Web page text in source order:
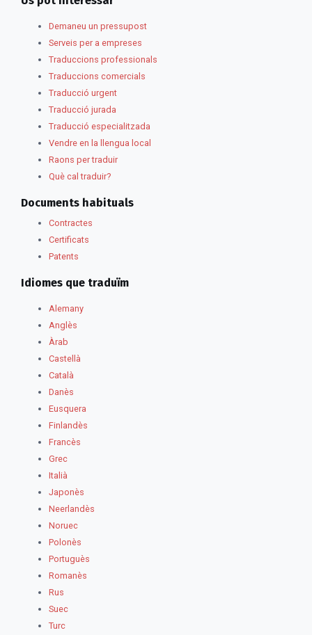
Demaneu un pressupost
Serveis per a empreses
Traduccions professionals
Traduccions comercials
Traducció urgent
Traducció jurada
Traducció especialitzada
Vendre en la llengua local
Raons per traduir
Què cal traduir?
Documents habituals
Contractes
Certificats
Patents
Idiomes que traduïm
Alemany
Anglès
Àrab
Castellà
Català
Danès
Eusquera
Finlandès
Francès
Grec
Italià
Japonès
Neerlandès
Noruec
Polonès
Portuguès
Romanès
Rus
Suec
Turc